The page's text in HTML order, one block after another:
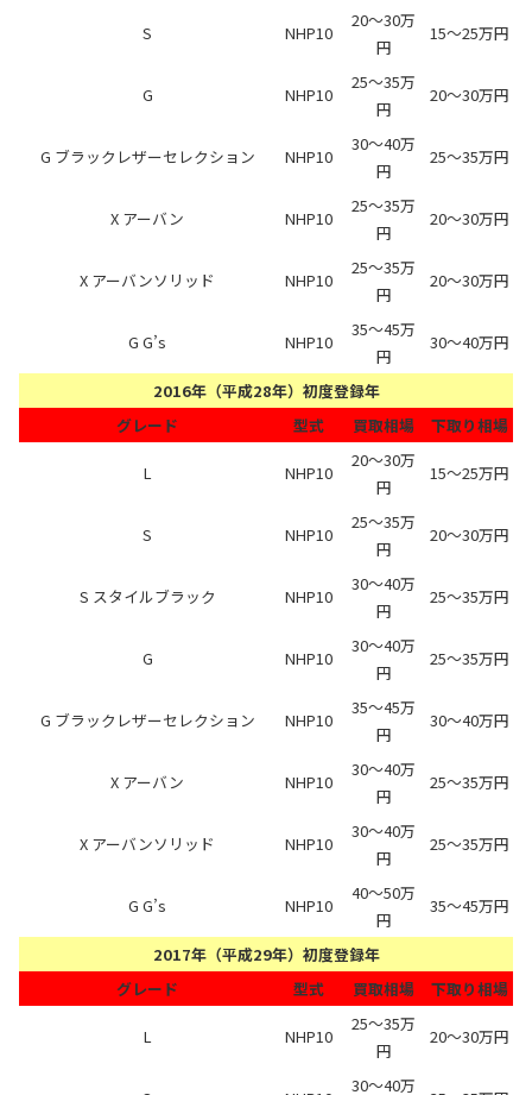
S NHP10
20～30万
円
15～25万円
G NHP10
25～35万
円
20～30万円
G ブラックレザーセレクション NHP10
30～40万
円
25～35万円
X アーバン NHP10
25～35万
円
20～30万円
X アーバンソリッド NHP10
25～35万
円
20～30万円
G G’s NHP10
35～45万
円
30～40万円
2016年（平成28年）初度登録年
グレード
型式 買取相場 下取り相場
L NHP10
20～30万
円
15～25万円
S NHP10
25～35万
円
20～30万円
S スタイルブラック NHP10
30～40万
円
25～35万円
G NHP10
30～40万
円
25～35万円
G ブラックレザーセレクション NHP10
35～45万
円
30～40万円
X アーバン NHP10
30～40万
円
25～35万円
X アーバンソリッド NHP10
30～40万
円
25～35万円
G G’s NHP10
40～50万
円
35～45万円
2017年（平成29年）初度登録年
グレード
型式 買取相場 下取り相場
L NHP10
25～35万
円
20～30万円
30～40万